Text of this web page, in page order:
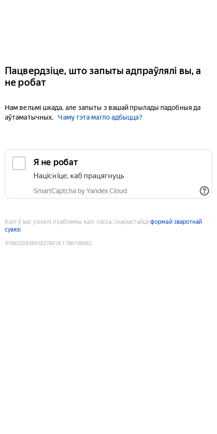
Пацвердзіце, што запыты адпраўлялі вы, а
не робат
Нам вельмі шкада, але запыты з вашай прылады падобныя да
аўтаматычных.
Чаму гэта магло адбыцца?
Я не робат
Націсніце, каб працягнуць
SmartCaptcha by Yandex Cloud
Калі ў вас узніклі праблемы, калі ласка, скарыстайцеформай зваротнай
сувязі
9189320838938276618:1786198992